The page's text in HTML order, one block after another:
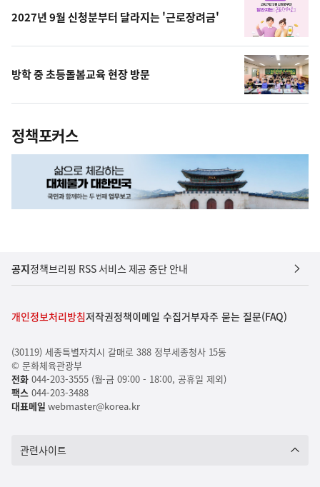
2027년 9월 신청분부터 달라지는 '근로장려금'
방학 중 초등돌봄교육 현장 방문
정책포커스
공지정책브리핑 RSS 서비스 제공 중단 안내
개인정보처리방침저작권정책이메일 수집거부자주 묻는 질문(FAQ)
(30119) 세종특별자치시 갈매로 388 정부세종청사 15동
© 문화체육관광부
전화044-203-3555 (월-금 09:00 - 18:00, 공휴일 제외)
팩스044-203-3488
대표메일 webmaster@korea.kr
관련사이트